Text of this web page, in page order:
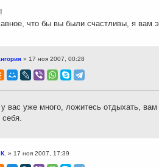
что бы вы были счастливы, я вам
» 17 ноя 2007, 00:28
вас уже много, ложитесь отдыхать,
» 17 ноя 2007, 17:39